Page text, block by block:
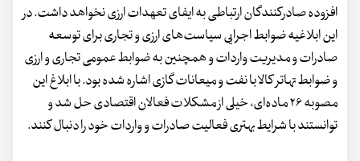
افزوده صادرکنندگان ارتباطی به ایفای تعهدات ارزی نخواهد داشت. در
این ابلاغیه ضوابط اجرایی سیاست‌های ارزی و تجاری برای توسعه
صادرات و مدیریت واردات و همچنین به ضوابط عمومی تجاری و ارزی
و ضوابط تهاتر کالا با نفت و میعانات گازی اشاره شده بود. با ابلاغ این
مصوبه ۲۶ ماده‌ای، خیلی از مشکلات فعالان اقتصادی حل شد و
توانستند با شرایط بهتری فعالیت صادرات و واردات خود را دنبال کنند.